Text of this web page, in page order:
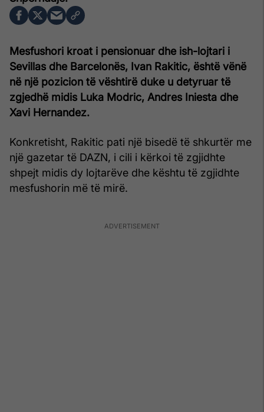
Mesfushori kroat i pensionuar dhe ish-lojtari i
Sevillas dhe Barcelonës, Ivan Rakitic, është vënë
në një pozicion të vështirë duke u detyruar të
zgjedhë midis Luka Modric, Andres Iniesta dhe
Xavi Hernandez.
Konkretisht, Rakitic pati një bisedë të shkurtër me
një gazetar të DAZN, i cili i kërkoi të zgjidhte
shpejt midis dy lojtarëve dhe kështu të zgjidhte
mesfushorin më të mirë.